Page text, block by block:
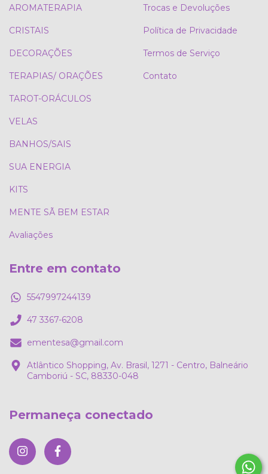
AROMATERAPIA
CRISTAIS
DECORAÇÕES
TERAPIAS/ ORAÇÕES
TAROT-ORÁCULOS
VELAS
BANHOS/SAIS
SUA ENERGIA
KITS
MENTE SÃ BEM ESTAR
Avaliações
Trocas e Devoluções
Política de Privacidade
Termos de Serviço
Contato
Entre em contato
5547997244139
47 3367-6208
ementesa@gmail.com
Atlântico Shopping, Av. Brasil, 1271 - Centro, Balneário
Camboriú - SC, 88330-048
Permaneça conectado